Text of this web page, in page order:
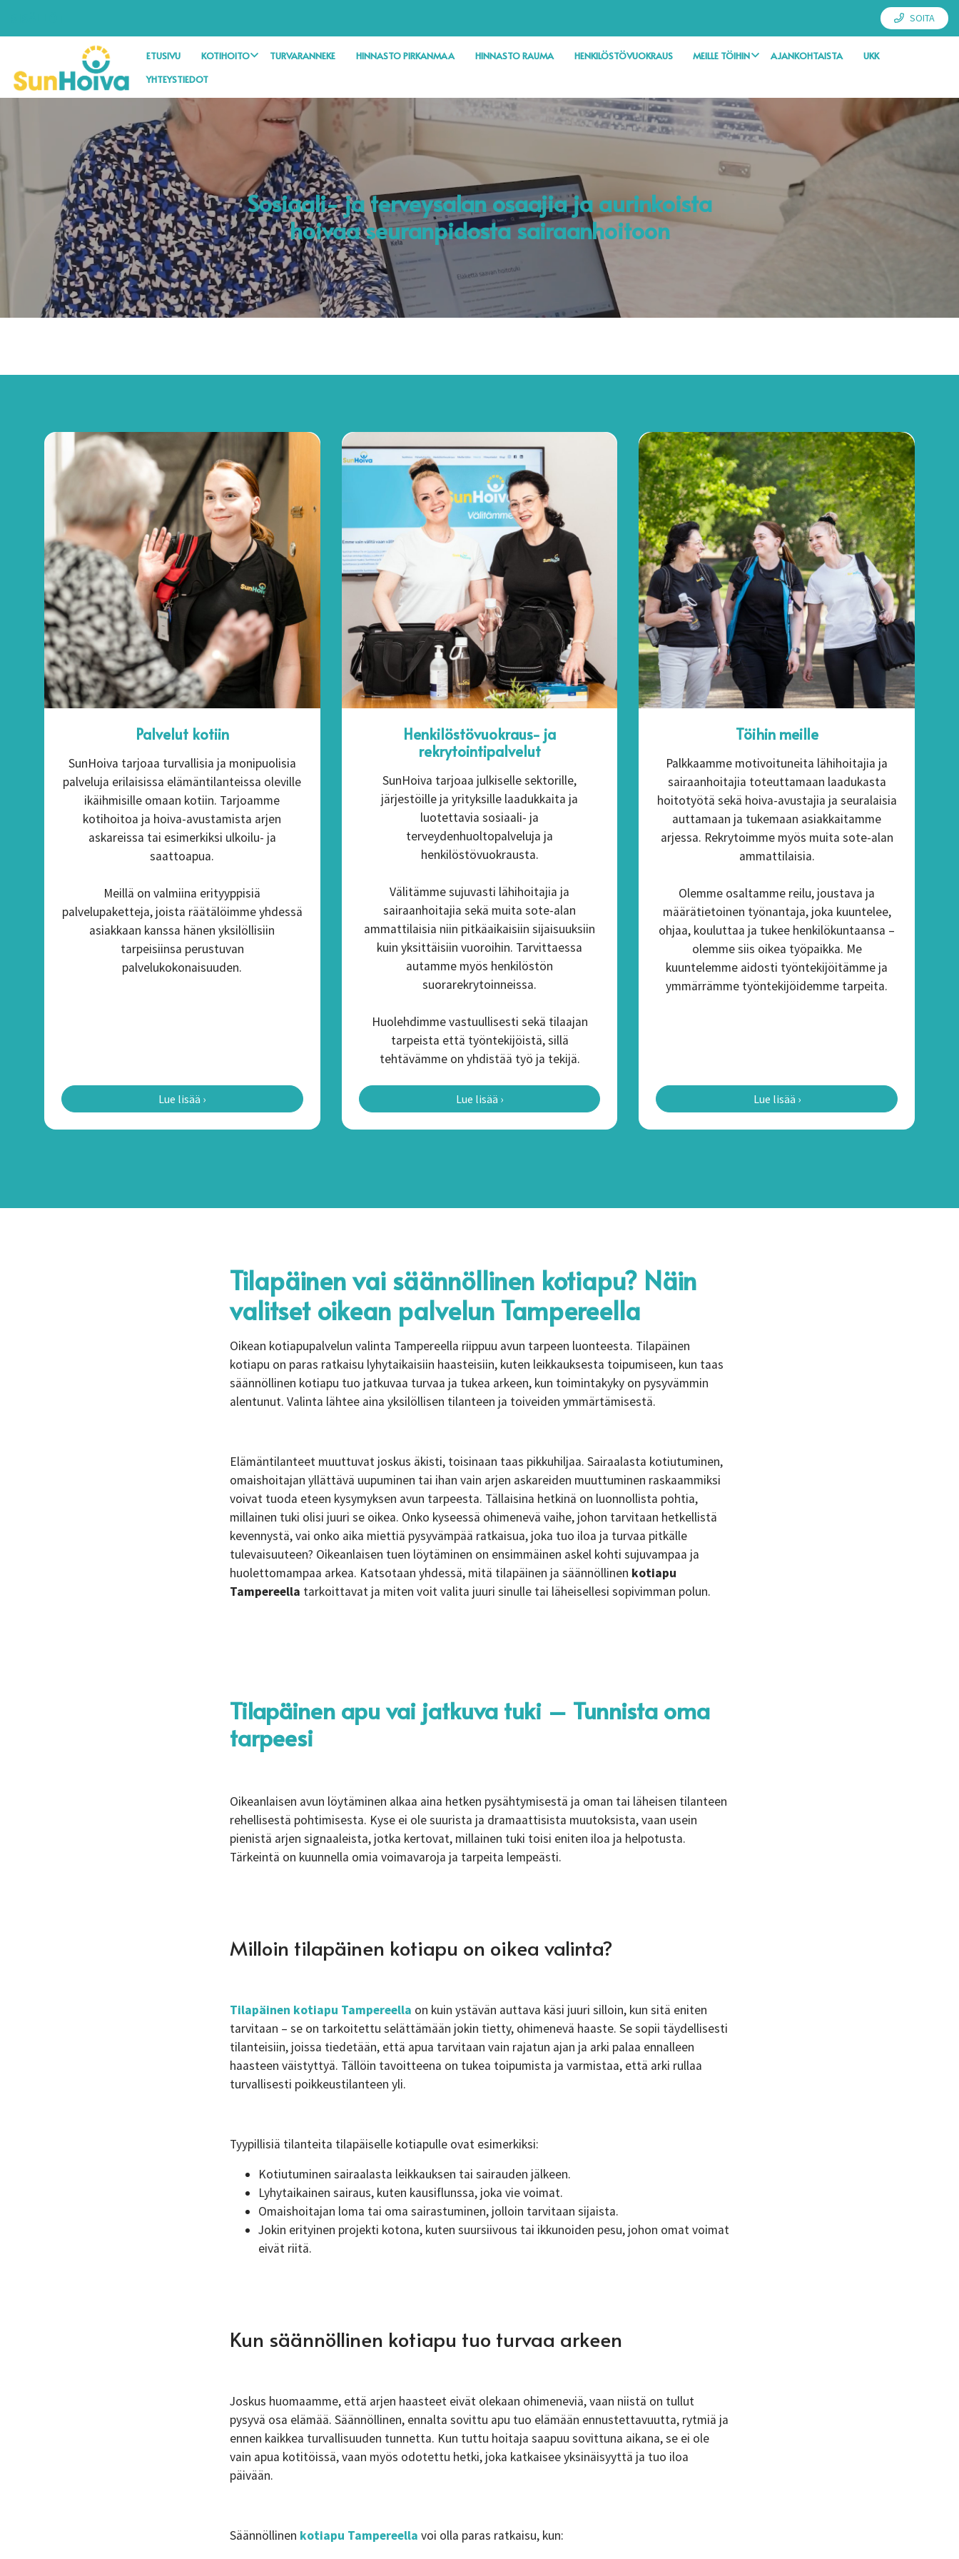
SOITA
ETUSIVU KOTIHOITO TURVARANNEKE HINNASTO PIRKANMAA HINNASTO RAUMA HENKILÖSTÖVUOKRAUS MEILLE TÖIHIN AJANKOHTAISTA
UKK
YHTEYSTIEDOT
Sosiaali- ja terveysalan osaajia ja aurinkoista
hoivaa seuranpidosta sairaanhoitoon
Palvelut kotiin
SunHoiva tarjoaa turvallisia ja monipuolisia
palveluja erilaisissa elämäntilanteissa oleville
ikäihmisille omaan kotiin. Tarjoamme
kotihoitoa ja hoiva-avustamista arjen
askareissa tai esimerkiksi ulkoilu- ja
saattoapua.
Meillä on valmiina erityyppisiä
palvelupaketteja, joista räätälöimme yhdessä
asiakkaan kanssa hänen yksilöllisiin
tarpeisiinsa perustuvan
palvelukokonaisuuden.
Lue lisää ›
Henkilöstövuokraus- ja
rekrytointipalvelut
SunHoiva tarjoaa julkiselle sektorille,
järjestöille ja yrityksille laadukkaita ja
luotettavia sosiaali- ja
terveydenhuoltopalveluja ja
henkilöstövuokrausta.
Välitämme sujuvasti lähihoitajia ja
sairaanhoitajia sekä muita sote-alan
ammattilaisia niin pitkäaikaisiin sijaisuuksiin
kuin yksittäisiin vuoroihin. Tarvittaessa
autamme myös henkilöstön
suorarekrytoinneissa.
Huolehdimme vastuullisesti sekä tilaajan
tarpeista että työntekijöistä, sillä
tehtävämme on yhdistää työ ja tekijä.
Lue lisää ›
Töihin meille
Palkkaamme motivoituneita lähihoitajia ja
sairaanhoitajia toteuttamaan laadukasta
hoitotyötä sekä hoiva-avustajia ja seuralaisia
auttamaan ja tukemaan asiakkaitamme
arjessa. Rekrytoimme myös muita sote-alan
ammattilaisia.
Olemme osaltamme reilu, joustava ja
määrätietoinen työnantaja, joka kuuntelee,
ohjaa, kouluttaa ja tukee henkilökuntaansa –
olemme siis oikea työpaikka. Me
kuuntelemme aidosti työntekijöitämme ja
ymmärrämme työntekijöidemme tarpeita.
Lue lisää ›
Tilapäinen vai säännöllinen kotiapu? Näin
valitset oikean palvelun Tampereella
Oikean kotiapupalvelun valinta Tampereella riippuu avun tarpeen luonteesta. Tilapäinen
kotiapu on paras ratkaisu lyhytaikaisiin haasteisiin, kuten leikkauksesta toipumiseen, kun taas
säännöllinen kotiapu tuo jatkuvaa turvaa ja tukea arkeen, kun toimintakyky on pysyvämmin
alentunut. Valinta lähtee aina yksilöllisen tilanteen ja toiveiden ymmärtämisestä.
Elämäntilanteet muuttuvat joskus äkisti, toisinaan taas pikkuhiljaa. Sairaalasta kotiutuminen,
omaishoitajan yllättävä uupuminen tai ihan vain arjen askareiden muuttuminen raskaammiksi
voivat tuoda eteen kysymyksen avun tarpeesta. Tällaisina hetkinä on luonnollista pohtia,
millainen tuki olisi juuri se oikea. Onko kyseessä ohimenevä vaihe, johon tarvitaan hetkellistä
kevennystä, vai onko aika miettiä pysyvämpää ratkaisua, joka tuo iloa ja turvaa pitkälle
tulevaisuuteen? Oikeanlaisen tuen löytäminen on ensimmäinen askel kohti sujuvampaa ja
huolettomampaa arkea. Katsotaan yhdessä, mitä tilapäinen ja säännöllinen kotiapu
Tampereella tarkoittavat ja miten voit valita juuri sinulle tai läheisellesi sopivimman polun.
Tilapäinen apu vai jatkuva tuki – Tunnista oma
tarpeesi
Oikeanlaisen avun löytäminen alkaa aina hetken pysähtymisestä ja oman tai läheisen tilanteen
rehellisestä pohtimisesta. Kyse ei ole suurista ja dramaattisista muutoksista, vaan usein
pienistä arjen signaaleista, jotka kertovat, millainen tuki toisi eniten iloa ja helpotusta.
Tärkeintä on kuunnella omia voimavaroja ja tarpeita lempeästi.
Milloin tilapäinen kotiapu on oikea valinta?
Tilapäinen kotiapu Tampereella on kuin ystävän auttava käsi juuri silloin, kun sitä eniten
tarvitaan – se on tarkoitettu selättämään jokin tietty, ohimenevä haaste. Se sopii täydellisesti
tilanteisiin, joissa tiedetään, että apua tarvitaan vain rajatun ajan ja arki palaa ennalleen
haasteen väistyttyä. Tällöin tavoitteena on tukea toipumista ja varmistaa, että arki rullaa
turvallisesti poikkeustilanteen yli.
Tyypillisiä tilanteita tilapäiselle kotiapulle ovat esimerkiksi:
Kotiutuminen sairaalasta leikkauksen tai sairauden jälkeen.
Lyhytaikainen sairaus, kuten kausiflunssa, joka vie voimat.
Omaishoitajan loma tai oma sairastuminen, jolloin tarvitaan sijaista.
Jokin erityinen projekti kotona, kuten suursiivous tai ikkunoiden pesu, johon omat voimat
eivät riitä.
Kun säännöllinen kotiapu tuo turvaa arkeen
Joskus huomaamme, että arjen haasteet eivät olekaan ohimeneviä, vaan niistä on tullut
pysyvä osa elämää. Säännöllinen, ennalta sovittu apu tuo elämään ennustettavuutta, rytmiä ja
ennen kaikkea turvallisuuden tunnetta. Kun tuttu hoitaja saapuu sovittuna aikana, se ei ole
vain apua kotitöissä, vaan myös odotettu hetki, joka katkaisee yksinäisyyttä ja tuo iloa
päivään.
Säännöllinen kotiapu Tampereella voi olla paras ratkaisu, kun: